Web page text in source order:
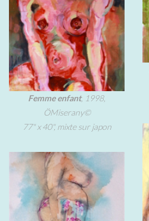
Femme enfant, 1998,
ÖMiserany©
77" x 40", mixte sur japon